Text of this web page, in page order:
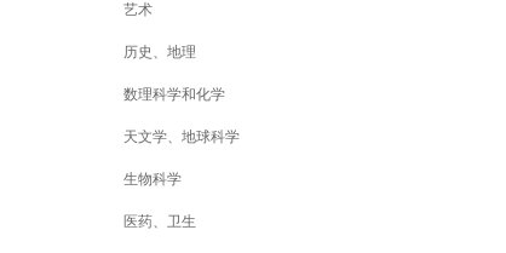
艺术
历史、地理
数理科学和化学
天文学、地球科学
生物科学
医药、卫生